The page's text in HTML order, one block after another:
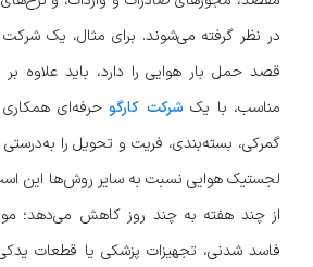
در نظر گرفته می‌شوند. برای مثال، یک شرکت
قصد حمل بار هوایی را دارد، باید علاوه بر
مناسب، با یک شرکت کارگو حرفه‌ای همکاری
گمرکی، بسته‌بندی، فریت و تحویل را
لجستیک هوایی نسبت به سایر روش‌ها این
از چند هفته به چند روز کاهش می‌دهد؛
فاسد شدنی، تجهیزات پزشکی یا قطعات